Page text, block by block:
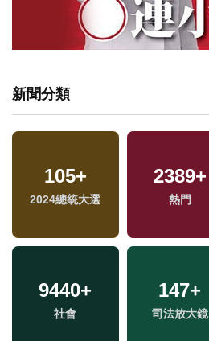
新聞分類
105+
2024總統大選
2389+
熱門
9440+
社會
147+
司法放大鏡